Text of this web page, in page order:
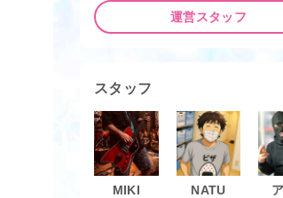
運営スタッフ
スタッフ
MIKI NATU